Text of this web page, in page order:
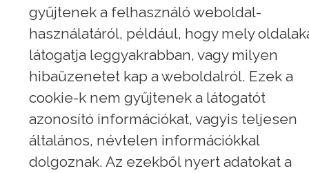
gyűjtenek a felhasználó weboldal-
használatáról, például, hogy mely
látogatja leggyakrabban, vagy milyen
hibaüzenetet kap a weboldalról. Ezek a
cookie-k nem gyűjtenek a látogatót
azonosító információkat, vagyis teljesen
általános, névtelen információkkal
dolgoznak. Az ezekből nyert adatokat a